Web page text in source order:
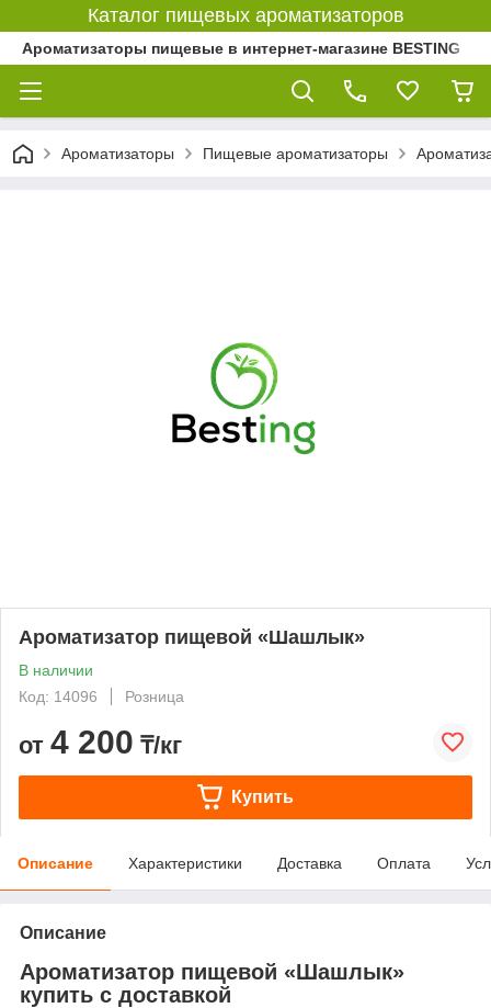
Каталог пищевых ароматизаторов
Ароматизаторы пищевые в интернет-магазине BESTING
Ароматизаторы Пищевые ароматизаторы
Ароматизатор пищевой «Шашлык»
В наличии
Код: 14096
Розница
от 4 200 ₸/кг
Купить
Описание Характеристики Доставка Оплата
Описание
Ароматизатор пищевой «Шашлык»
купить с доставкой